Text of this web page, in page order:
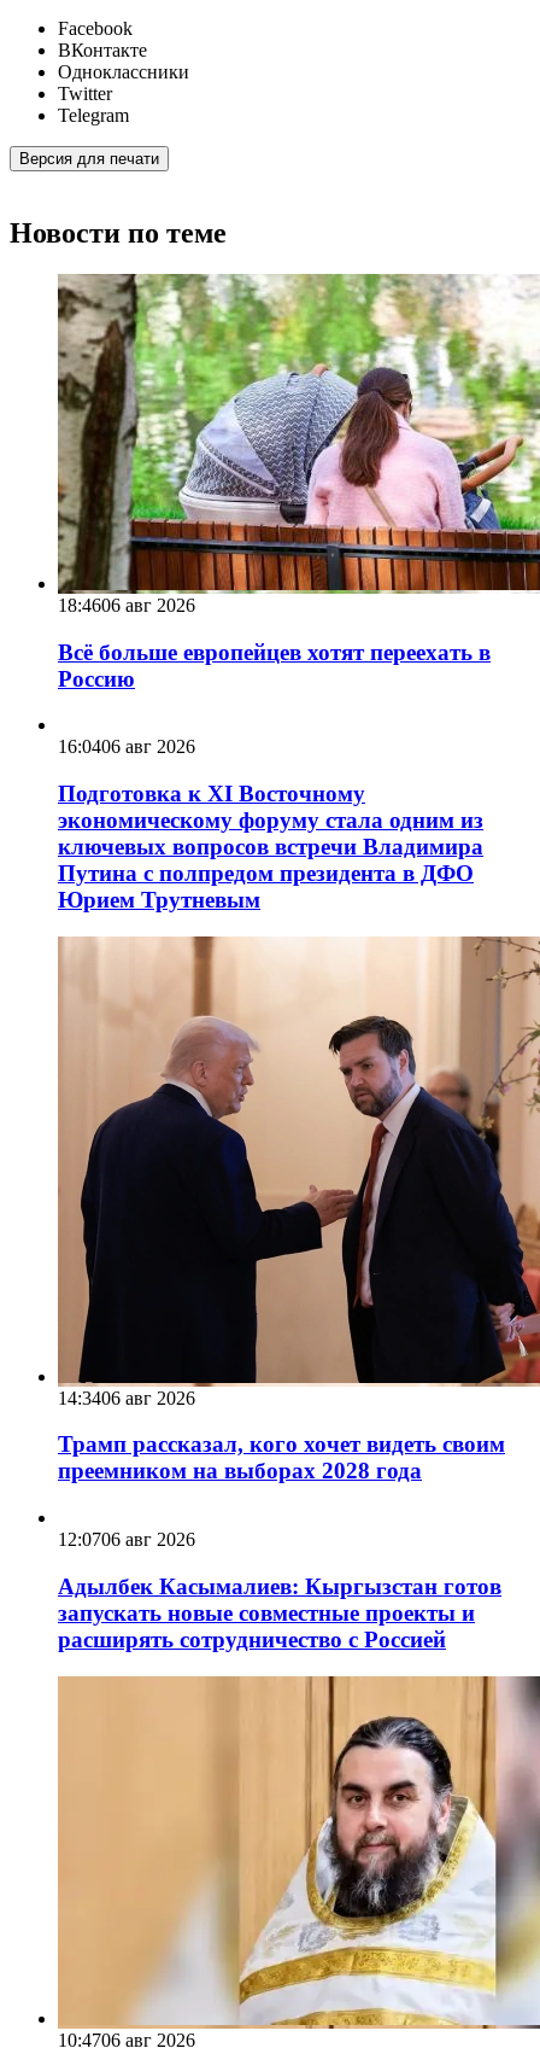
Facebook
ВКонтакте
Одноклассники
Twitter
Telegram
Версия для печати
Новости по теме
18:4606 авг 2026
Всё больше европейцев хотят переехать в
Россию
16:0406 авг 2026
Подготовка к XI Восточному
экономическому форуму стала одним из
ключевых вопросов встречи Владимира
Путина с полпредом президента в ДФО
Юрием Трутневым
14:3406 авг 2026
Трамп рассказал, кого хочет видеть своим
преемником на выборах 2028 года
12:0706 авг 2026
Адылбек Касымалиев: Кыргызстан готов
запускать новые совместные проекты и
расширять сотрудничество с Россией
10:4706 авг 2026